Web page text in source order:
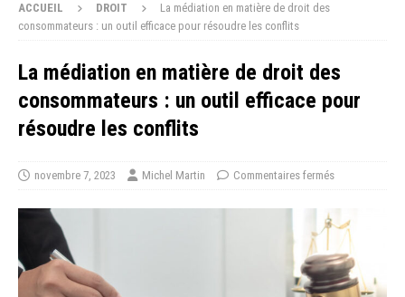
ACCUEIL DROIT
La médiation en matière de droit des
consommateurs : un outil efficace pour résoudre les conflits
La médiation en matière de droit des
consommateurs : un outil efficace pour
résoudre les conflits
novembre 7, 2023 Michel Martin Commentaires fermés